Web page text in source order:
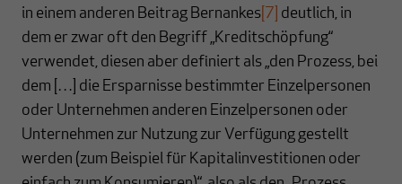
in einem anderen Beitrag Bernankes [7] deutlich, in
dem er zwar oft den Begriff „Kreditschöpfung“
verwendet, diesen aber definiert als „den Prozess, bei
dem […] die Ersparnisse bestimmter Einzelpersonen
oder Unternehmen anderen Einzelpersonen oder
Unternehmen zur Nutzung zur Verfügung gestellt
werden (zum Beispiel für Kapitalinvestitionen oder